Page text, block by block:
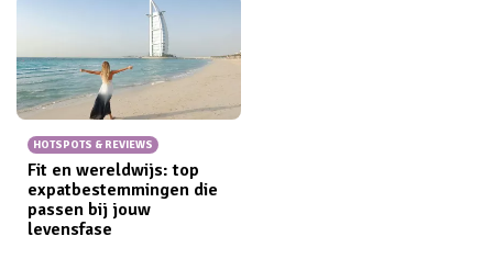
HOTSPOTS & REVIEWS
Fit en wereldwijs: top
expatbestemmingen die
passen bij jouw
levensfase